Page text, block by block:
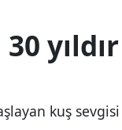
yıldır
kuş